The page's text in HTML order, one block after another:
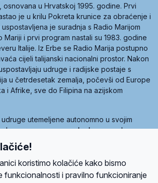
u Hrvatskoj 1995. godine. Prvi
je u krilu Pokreta krunice za obraćenje i
je suradnja s Radio Marijom
Mariji i prvi program nastali su 1983. godine
Italije. Iz Erbe se Radio Marija postupno
cijeli talijanski nacionalni prostor. Nakon
udruge i radijske postaje s
u četrdesetak zemalja, počevši od Europe
i Afrike, sve do Filipina na azijskom
utemeljene autonomno u svojim
su povezane preko krovne udruge
obitelj Radio Marije (World Family of
obitelj utemeljilo je sedam članica, među
Udruga Radio Marija.
koristimo kolačiće kako bismo
funkcionalnosti i pravilno funkcioniranje